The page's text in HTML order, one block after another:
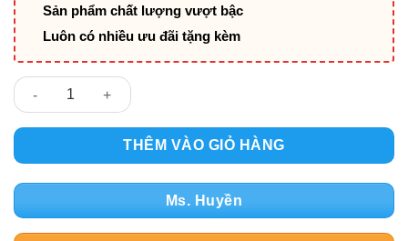
Sản phẩm chất lượng vượt bậc
Luôn có nhiều ưu đãi tặng kèm
GHẾ GIÁM ĐỐC DA NGÃ LƯNG PV-D30HT số lượng
THÊM VÀO GIỎ HÀNG
Ms. Huyền